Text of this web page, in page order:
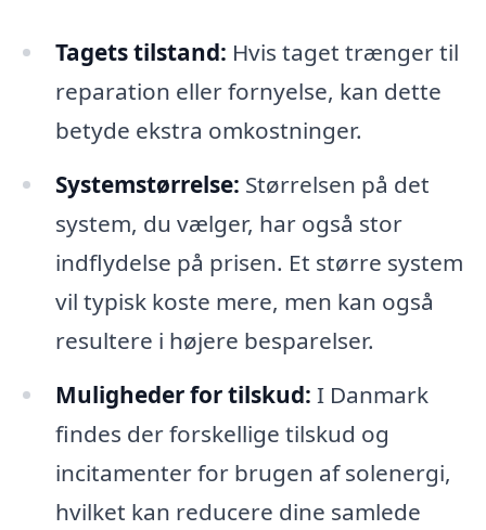
Tagets tilstand: Hvis taget trænger til
reparation eller fornyelse, kan dette
betyde ekstra omkostninger.
Systemstørrelse: Størrelsen på det
system, du vælger, har også stor
indflydelse på prisen. Et større system
vil typisk koste mere, men kan også
resultere i højere besparelser.
Muligheder for tilskud: I Danmark
findes der forskellige tilskud og
incitamenter for brugen af solenergi,
hvilket kan reducere dine samlede